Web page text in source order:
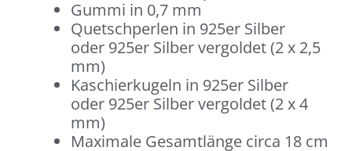
Gummi in 0,7 mm
Quetschperlen in 925er Silber
oder 925er Silber vergoldet (2 x 2,5
mm)
Kaschierkugeln in 925er Silber
oder 925er Silber vergoldet (2 x 4
mm)
Maximale Gesamtlänge circa 18 cm